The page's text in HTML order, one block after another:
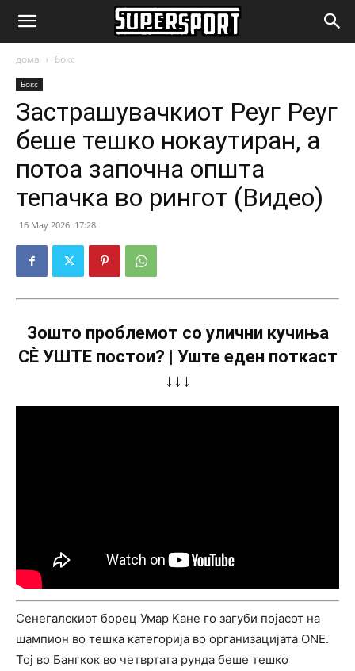
SuperSport.mk
дома Бокс
Бокс
Застрашувачкиот Реуг Реуг
беше тешко нокаутиран, а
потоа започна општа
тепачка во рингот (Видео)
16 May 2026. 17:28
Зошто проблемот со улични кучиња
СÈ УШТЕ постои? | Уште еден поткаст
↓↓↓
Сенегалскиот борец Умар Кане го загуби појасот на
шампион во тешка категорија во организацијата ONE.
Тој во Бангкок во четвртата рунда беше тешко